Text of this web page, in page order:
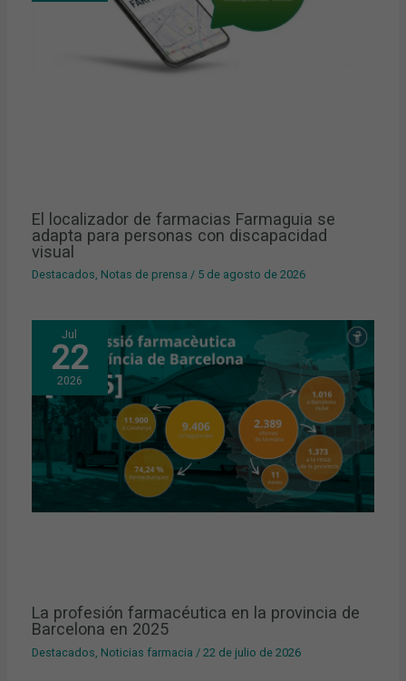
El localizador de farmacias Farmaguia se
adapta para personas con discapacidad
visual
Destacados, Notas de prensa / 5 de agosto de 2026
Jul
22
2026
La profesión farmacéutica en la provincia de
Barcelona en 2025
Destacados Noticias farmacia /22 de julio de 2026